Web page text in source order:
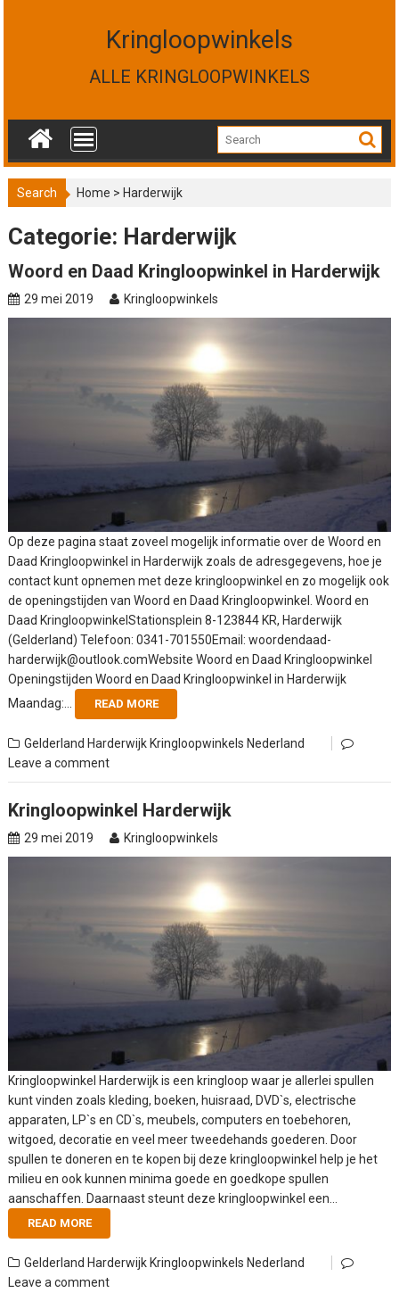
n
Kringloopwinkels
ALLE KRINGLOOPWINKELS
Search Home >Harderwijk
Categorie: Harderwijk
Woord en Daad Kringloopwinkel in Harderwijk
29 mei 2019 Kringloopwinkels
Op deze pagina staat zoveel mogelijk informatie over de Woord en
Daad Kringloopwinkel in Harderwijk zoals de adresgegevens, hoe je
contact kunt opnemen met deze kringloopwinkel en zo mogelijk ook
de openingstijden van Woord en Daad Kringloopwinkel. Woord en
Daad KringloopwinkelStationsplein 8-123844 KR, Harderwijk
(Gelderland) Telefoon: 0341-701550Email: woordendaad-
harderwijk@outlook.comWebsite Woord en Daad Kringloopwinkel
Openingstijden Woord en Daad Kringloopwinkel in Harderwijk
Maandag:...
READ MORE
Gelderland Harderwijk Kringloopwinkels Nederland
Leave a comment
Kringloopwinkel Harderwijk
29 mei 2019 Kringloopwinkels
Kringloopwinkel Harderwijk is een kringloop waar je allerlei spullen
kunt vinden zoals kleding, boeken, huisraad, DVD`s, electrische
apparaten, LP`s en CD`s, meubels, computers en toebehoren,
witgoed, decoratie en veel meer tweedehands goederen. Door
spullen te doneren en te kopen bij deze kringloopwinkel help je het
milieu en ook kunnen minima goede en goedkope spullen
aanschaffen. Daarnaast steunt deze kringloopwinkel een...
READ MORE
Gelderland Harderwijk Kringloopwinkels Nederland
Leave a comment